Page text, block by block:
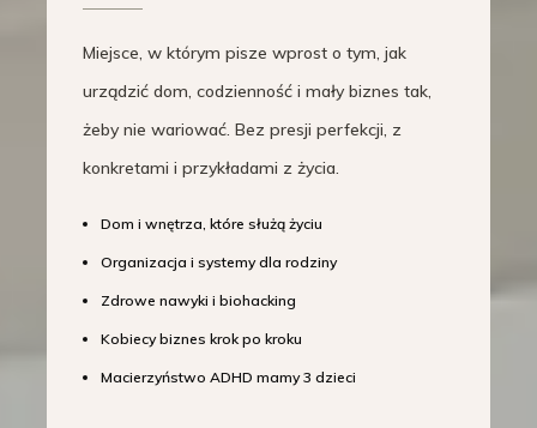
Miejsce, w którym pisze wprost o tym, jak
urządzić dom, codzienność i mały biznes tak,
żeby nie wariować. Bez presji perfekcji, z
konkretami i przykładami z życia.
Dom i wnętrza, które służą życiu
Organizacja i systemy dla rodziny
Zdrowe nawyki i biohacking
Kobiecy biznes krok po kroku
Macierzyństwo ADHD mamy 3 dzieci